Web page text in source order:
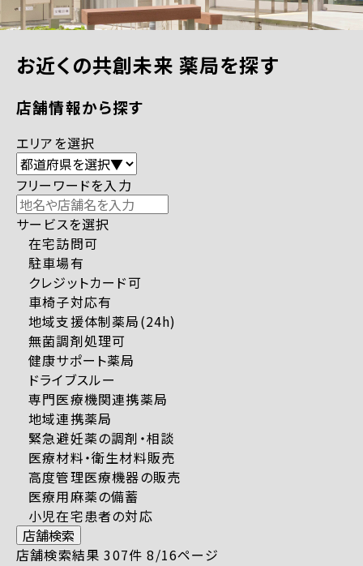
お近くの共創未来 薬局を探す
店舗情報から探す
エリアを選択
フリーワードを入力
サービスを選択
在宅訪問可
駐車場有
クレジットカード可
車椅子対応有
地域支援体制薬局(24h)
無菌調剤処理可
健康サポート薬局
ドライブスルー
専門医療機関連携薬局
地域連携薬局
緊急避妊薬の調剤・相談
医療材料・衛生材料販売
高度管理医療機器の販売
医療用麻薬の備蓄
小児在宅患者の対応
店舗検索
店舗検索結果 307件 8/16ページ